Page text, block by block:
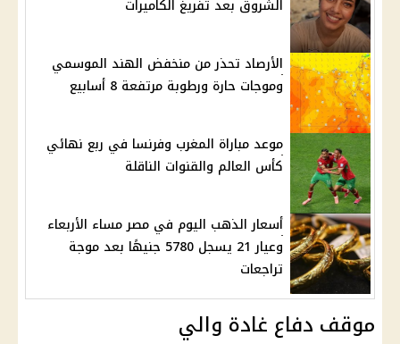
الشروق بعد تفريغ الكاميرات
الأرصاد تحذر من منخفض الهند الموسمي
وموجات حارة ورطوبة مرتفعة 8 أسابيع
موعد مباراة المغرب وفرنسا في ربع نهائي
كأس العالم والقنوات الناقلة
أسعار الذهب اليوم في مصر مساء الأربعاء
وعيار 21 يسجل 5780 جنيهًا بعد موجة
تراجعات
موقف دفاع غادة والي